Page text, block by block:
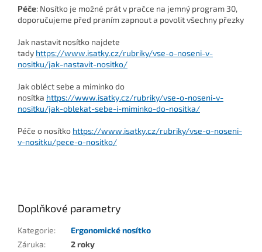
Péče: Nosítko je možné prát v pračce na jemný program 30,
doporučujeme před praním zapnout a povolit všechny přezky
Jak nastavit nosítko najdete
tady https://www.isatky.cz/rubriky/vse-o-noseni-v-
nositku/jak-nastavit-nositko/
Jak obléct sebe a miminko do
nosítka https://www.isatky.cz/rubriky/vse-o-noseni-v-
nositku/jak-oblekat-sebe-i-miminko-do-nositka/
Péče o nosítko https://www.isatky.cz/rubriky/vse-o-noseni-
v-nositku/pece-o-nositko/
Doplňkové parametry
Kategorie:
Ergonomické nosítko
Záruka:
2 roky